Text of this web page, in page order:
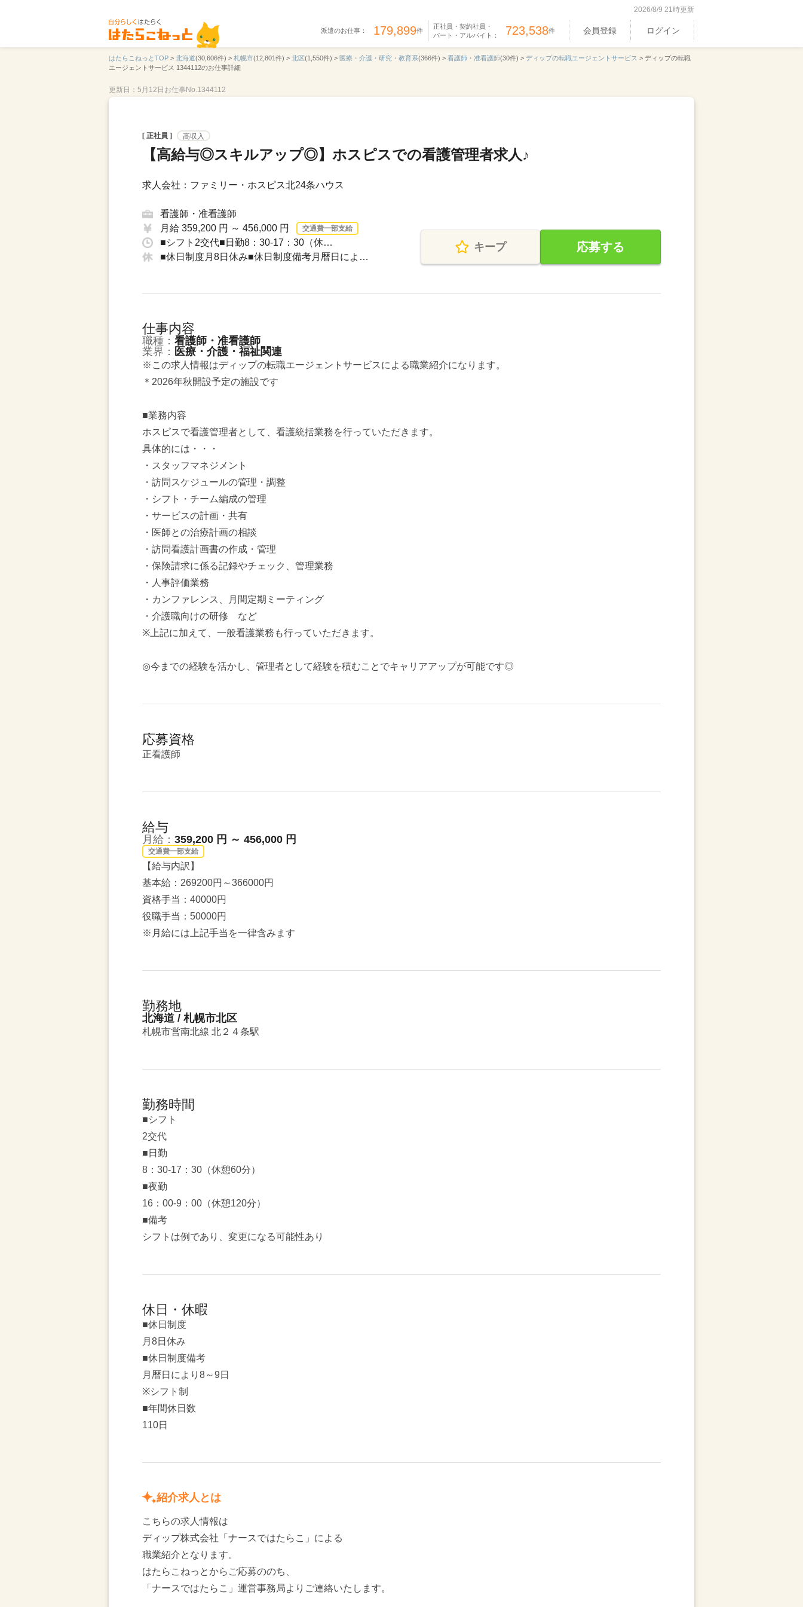
2026/8/9 21時更新
派遣のお仕事： 179,899件
正社員・契約社員・
パート・アルバイト： 723,538件 会員登録 ログイン
はたらこねっとTOP > 北海道(30,606件) > 札幌市(12,801件) > 北区(1,550件) > 医療・介護・研究・教育系(366件) > 看護師・准看護師(30件) > ディップの転職エージェントサービス > ディップの転職
エージェントサービス 1344112のお仕事詳細
更新日：5月12日 お仕事No.1344112
[ 正社員 ] 高収入
【高給与◎スキルアップ◎】ホスピスでの看護管理者求人♪
求人会社：ファミリー・ホスピス北24条ハウス
看護師・准看護師
月給 359,200 円 ～ 456,000 円
交通費一部支給
■シフト2交代■日勤8：30-17：30（休…
■休日制度月8日休み■休日制度備考月暦日によ…
キープ 応募する
仕事内容
職種： 看護師・准看護師
業界： 医療・介護・福祉関連
※この求人情報はディップの転職エージェントサービスによる職業紹介になります。
＊2026年秋開設予定の施設です
■業務内容
ホスピスで看護管理者として、看護統括業務を行っていただきます。
具体的には・・・
・スタッフマネジメント
・訪問スケジュールの管理・調整
・シフト・チーム編成の管理
・サービスの計画・共有
・医師との治療計画の相談
・訪問看護計画書の作成・管理
・保険請求に係る記録やチェック、管理業務
・人事評価業務
・カンファレンス、月間定期ミーティング
・介護職向けの研修 など
※上記に加えて、一般看護業務も行っていただきます。
◎今までの経験を活かし、管理者として経験を積むことでキャリアアップが可能です◎
応募資格
正看護師
給与
月給： 359,200 円 ～ 456,000 円
交通費一部支給
【給与内訳】
基本給：269200円～366000円
資格手当：40000円
役職手当：50000円
※月給には上記手当を一律含みます
勤務地
北海道 / 札幌市北区
札幌市営南北線 北２４条駅
勤務時間
■シフト
2交代
■日勤
8：30-17：30（休憩60分）
■夜勤
16：00-9：00（休憩120分）
■備考
シフトは例であり、変更になる可能性あり
休日・休暇
■休日制度
月8日休み
■休日制度備考
月暦日により8～9日
※シフト制
■年間休日数
110日
紹介求人とは
こちらの求人情報は
ディップ株式会社「ナースではたらこ」による
職業紹介となります。
はたらこねっとからご応募ののち、
「ナースではたらこ」運営事務局よりご連絡いたします。